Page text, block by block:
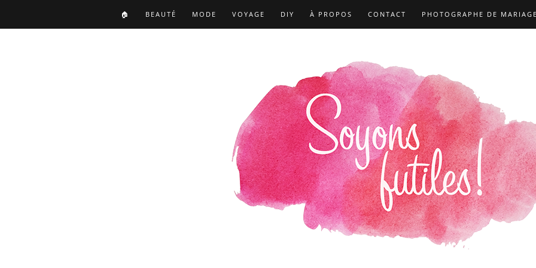
🏠 BEAUTÉ MODE VOYAGE DIY À PROPOS CONTACT PHOTOGRAPHE DE